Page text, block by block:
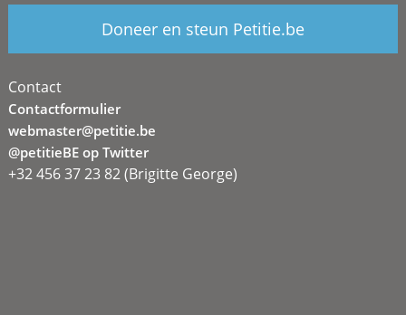
Doneer en steun Petitie.be
Contact
Contactformulier
webmaster@petitie.be
@petitieBE op Twitter
+32 456 37 23 82 (Brigitte George)